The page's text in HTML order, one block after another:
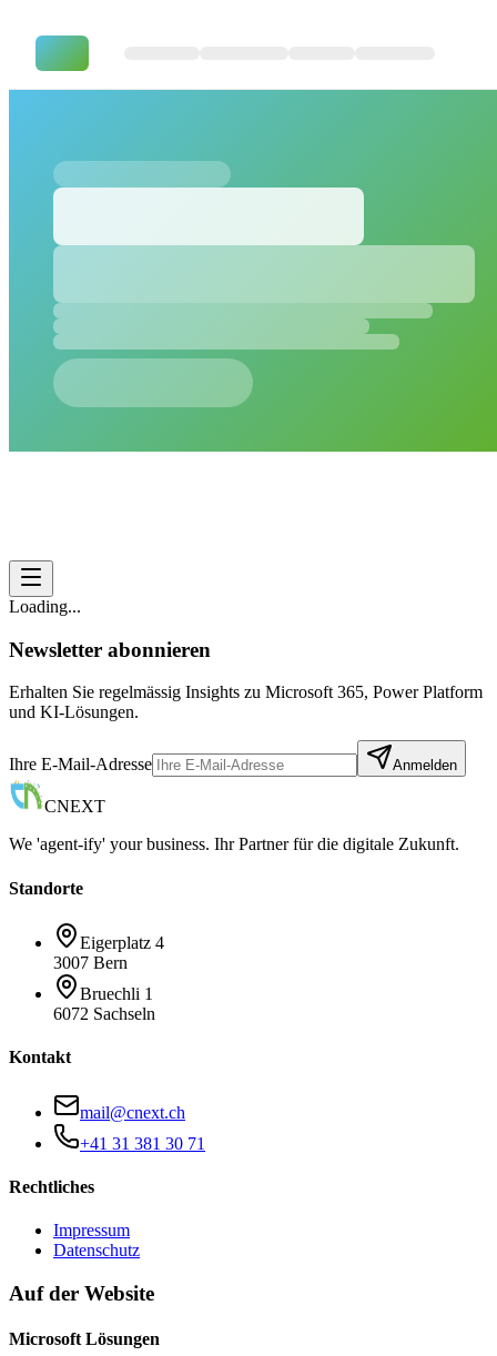
Multi-Agent-Workflows mit
Loading...
Newsletter abonnieren
Erhalten Sie regelmässig Insights zu Microsoft 365, Power Platform
und KI-Lösungen.
Ihre E-Mail-Adresse Anmelden
CNEXT
We 'agent-ify' your business. Ihr Partner für die digitale Zukunft.
Standorte
Eigerplatz 4
3007 Bern
Bruechli 1
6072 Sachseln
Kontakt
mail@cnext.ch
+41 31 381 30 71
Rechtliches
Impressum
Datenschutz
Auf der Website
Microsoft Lösungen